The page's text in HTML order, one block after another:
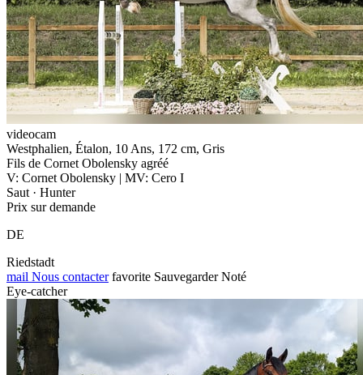
videocam
Westphalien, Étalon, 10 Ans, 172 cm, Gris
Fils de Cornet Obolensky agréé
V: Cornet Obolensky | MV: Cero I
Saut · Hunter
Prix sur demande
DE
Riedstadt
mail Nous contacter favorite Sauvegarder Noté
Eye-catcher